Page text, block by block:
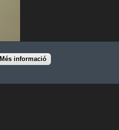
Més informació